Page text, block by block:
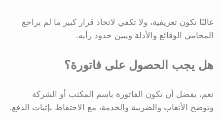
غالبًا تكون تعريفية، ولا تكفي لاتخاذ قرار كبير ما لم يراجع
المحامي الوقائع والأدلة ويبين حدود رأيه.
هل يجب الحصول على فاتورة؟
نعم، يفضل أن تكون الفاتورة باسم المكتب أو الشركة
وتوضح الأتعاب والضريبة والخدمة، مع الاحتفاظ بإثبات الدفع.